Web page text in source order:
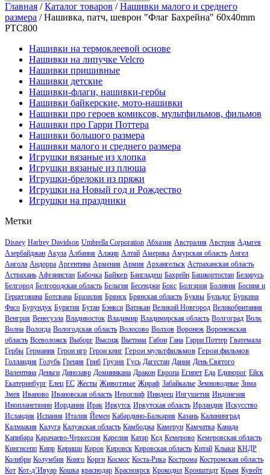
Главная /Каталог товаров /Нашивки малого и среднего
размера /Нашивка, патч, шеврон "Флаг Бахрейна" 60x40mm
PTC800
Нашивки на термоклеевой основе
Нашивки на липучке Velcro
Нашивки пришивные
Нашивки детские
Нашивки-флаги, нашивки-гербы
Нашивки байкерские, мото-нашивки
Нашивки про героев комиксов, мультфильмов, фильмов
Нашивки про Гарри Поттера
Нашивки большого размера
Нашивки малого и среднего размера
Игрушки вязаные из хлопка
Игрушки вязаные из плюша
Игрушки-брелоки из пряжи
Игрушки на Новый год и Рождество
Игрушки на праздники
Метки
Disney Harlrey Davidson Umbrella Corporation Абхазия Австралия Австрия Адыгея
Азербайджан Акула Албания Алжир Алтай Америка Амурская область Ангел
Ангола Андорра Аргентина Армения Армия Архангельск Астраханская область
Астрахань Афганистан Бабочка Байкер Бангладеш Бахрейн Башкортостан Беларусь
Белгород Белгородская область Бельгия Бесенджи Бокс Болгария Боливия Босния и
Герцеговина Ботсвана Бразилия Брянск Брянская область Буквы Бульдог Буркина
Фасо Бурундук Бурятия Бутан Бэнкси Ватикан Великий Новгород Великобритания
Венгрия Венесуэла Владивосток Владимир Владимирская область Волгоград Волк
Волна Вологда Вологодская область Волосово Волхов Воронеж Воронежская
область Всеволожск Выборг Высоцк Вьетнам Габон Гана Гарри Поттер Гватемала
Гербы Германия Герои игр Герои книг Герои мультфильмов Герои фильмов
Голландия Голубь Греция Гриб Грузия Гусь Дагестан Дания День Святого
Валентина Деньги Динозавр Доминикана Дракон Европа Египет Еда Единорог Ейск
Екатеринбург Елец ЕС Жесты Животные Жираф Забайкалье Земноводные Зима
Змея Иваново Ивановская область Иероглиф Ииндеец Ингушетия Индонезия
Инопланетянин Иордания Ирак Иркутск Иркутская область Ирландия Искусство
Исландия Испания Италия Йемен Кабардино-Балкария Казань Калининград
Калмыкия Калуга Калужская область Камбоджа Камерун Камчатка Канада
Капибара Карачаево-Черкессия Карелия Катар Кед Кемерово Кемеровская область
Кингисепп Кипр Кириши Киров Кировск Кировская область Китай Клыки КНДР
Колибри Колумбия Конго Корги Космос Коста-Рика Кострома Костромская область
Кот Кот-д’Ивуар Кошка краснодар Красноярск Крокодил Кронштадт Крым Кувейт